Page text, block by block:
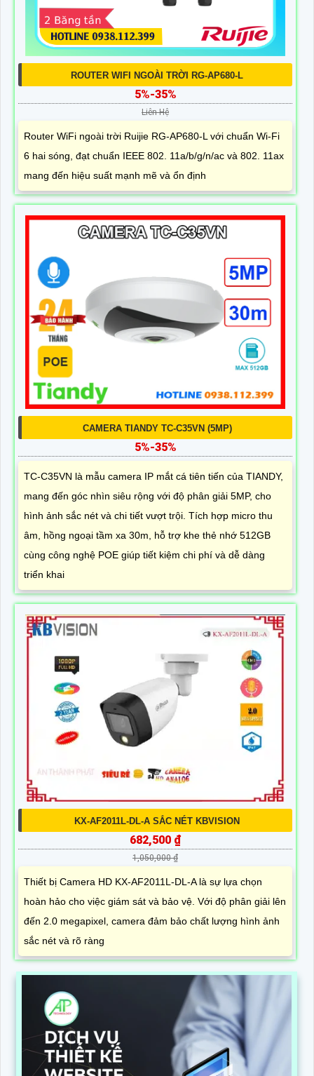
ROUTER WIFI NGOÀI TRỜI RG-AP680-L
5%-35%
Liên Hệ
Router WiFi ngoài trời Ruijie RG-AP680-L với chuẩn Wi-Fi
6 hai sóng, đạt chuẩn IEEE 802. 11a/b/g/n/ac và 802. 11ax
mang đến hiệu suất mạnh mẽ và ổn định
CAMERA TIANDY TC-C35VN (5MP)
5%-35%
TC-C35VN là mẫu camera IP mắt cá tiên tiến của TIANDY,
mang đến góc nhìn siêu rộng với độ phân giải 5MP, cho
hình ảnh sắc nét và chi tiết vượt trội. Tích hợp micro thu
âm, hồng ngoại tầm xa 30m, hỗ trợ khe thẻ nhớ 512GB
cùng công nghệ POE giúp tiết kiệm chi phí và dễ dàng
triển khai
KX-AF2011L-DL-A SẮC NÉT KBVISION
682,500 ₫
1,050,000 ₫
Thiết bị Camera HD KX-AF2011L-DL-A là sự lựa chọn
hoàn hảo cho việc giám sát và bảo vệ. Với độ phân giải lên
đến 2.0 megapixel, camera đảm bảo chất lượng hình ảnh
sắc nét và rõ ràng